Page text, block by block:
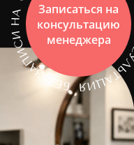
Записаться на
консультацию
менеджера